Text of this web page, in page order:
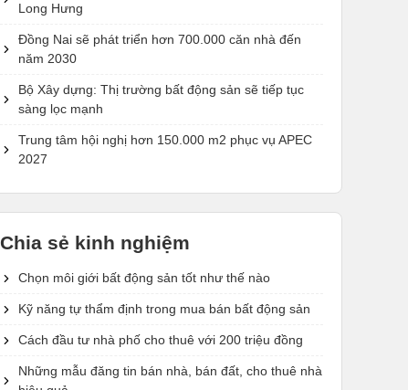
Long Hưng
Đồng Nai sẽ phát triển hơn 700.000 căn nhà đến
năm 2030
Bộ Xây dựng: Thị trường bất động sản sẽ tiếp tục
sàng lọc mạnh
Trung tâm hội nghị hơn 150.000 m2 phục vụ APEC
2027
Chia sẻ kinh nghiệm
Chọn môi giới bất động sản tốt như thế nào
Kỹ năng tự thẩm định trong mua bán bất động sản
Cách đầu tư nhà phố cho thuê với 200 triệu đồng
Những mẫu đăng tin bán nhà, bán đất, cho thuê nhà